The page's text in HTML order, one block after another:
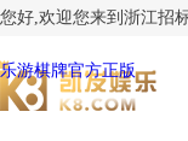
您好,欢迎您来到浙江招
乐游棋牌官方正版